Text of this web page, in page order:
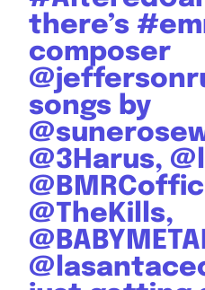
there’s
composer
songs by
@3Harus,
@TheKills,